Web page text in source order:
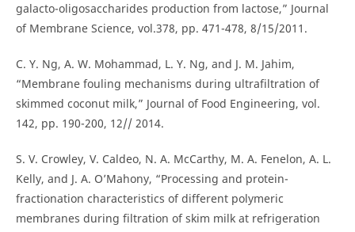
galacto-oligosaccharides production from lactose,” Journal
of Membrane Science, vol.378, pp. 471-478, 8/15/2011.
C. Y. Ng, A. W. Mohammad, L. Y. Ng, and J. M. Jahim,
“Membrane fouling mechanisms during ultrafiltration of
skimmed coconut milk,” Journal of Food Engineering, vol.
142, pp. 190-200, 12// 2014.
S. V. Crowley, V. Caldeo, N. A. McCarthy, M. A. Fenelon, A. L.
Kelly, and J. A. O’Mahony, “Processing and protein-
fractionation characteristics of different polymeric
membranes during filtration of skim milk at refrigeration